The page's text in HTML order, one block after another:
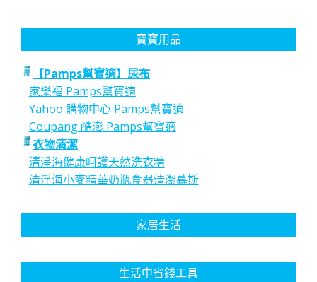
寶寶用品
【Pamps幫寶適】尿布
家樂福 Pamps幫寶適
Yahoo 購物中心 Pamps幫寶適
Coupang 酷澎 Pamps幫寶適
衣物清潔
清淨海健康呵護天然洗衣精
清淨海小麥精華奶瓶食器清潔慕斯
家居生活
生活中省錢工具